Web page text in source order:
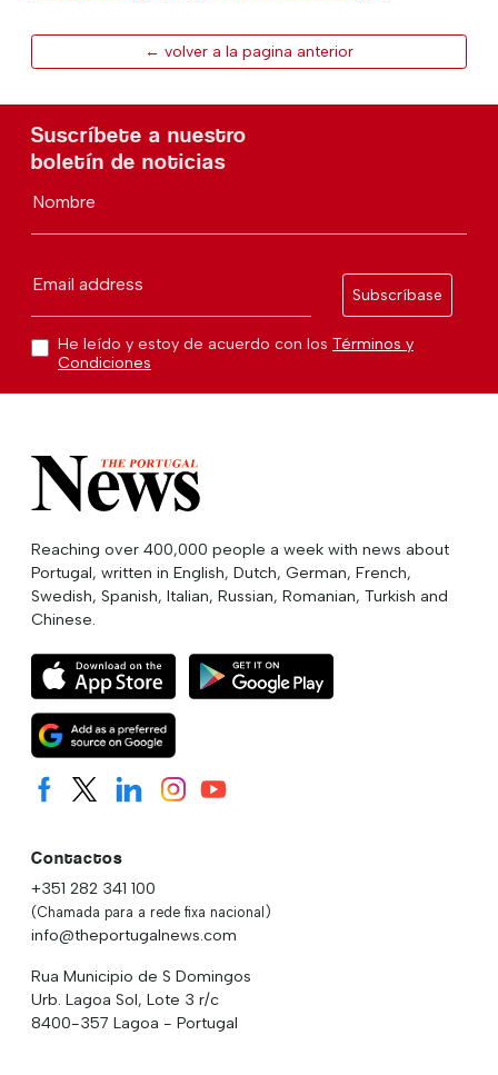
← volver a la pagina anterior
Suscríbete a nuestro
boletín de noticias
Nombre
Email address
Subscríbase
He leído y estoy de acuerdo con los Términos y
Condiciones
Reaching over 400,000 people a week with news about
Portugal, written in English, Dutch, German, French,
Swedish, Spanish, Italian, Russian, Romanian, Turkish and
Chinese.
Contactos
+351 282 341 100
(Chamada para a rede fixa nacional)
info@theportugalnews.com
Rua Municipio de S Domingos
Urb. Lagoa Sol, Lote 3 r/c
8400-357 Lagoa - Portugal